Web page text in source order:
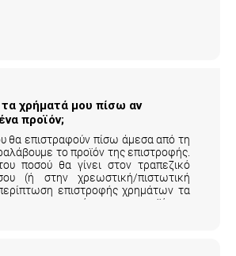
χρήματά μου πίσω αν
προϊόν;
θα επιστραφούν πίσω άμεσα από τη
το προϊόν της επιστροφής.
ποσού θα γίνει στον τραπεζικό
(ή στην χρεωστική/πιστωτική
επιστροφής χρημάτων τα
της επιστροφής του προϊόντος